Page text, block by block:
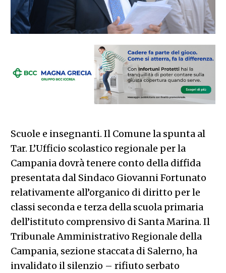
Scuole e insegnanti. Il Comune la spunta al
Tar. L’Ufficio scolastico regionale per la
Campania dovrà tenere conto della diffida
presentata dal Sindaco Giovanni Fortunato
relativamente all’organico di diritto per le
classi seconda e terza della scuola primaria
dell’istituto comprensivo di Santa Marina. Il
Tribunale Amministrativo Regionale della
Campania, sezione staccata di Salerno, ha
invalidato il silenzio – rifiuto serbato